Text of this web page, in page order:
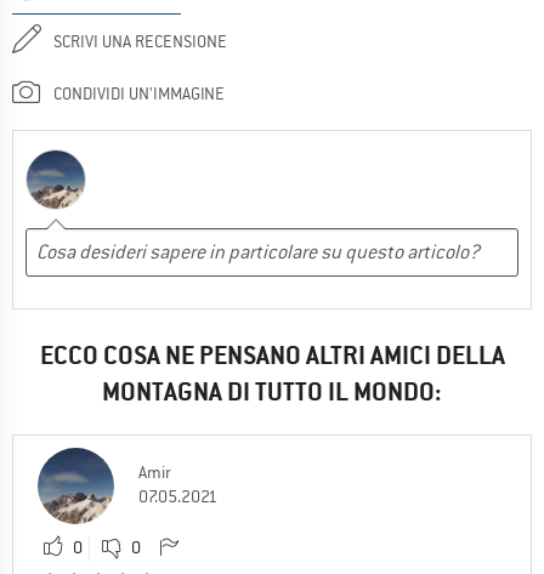
SCRIVI UNA RECENSIONE
CONDIVIDI UN'IMMAGINE
ECCO COSA NE PENSANO ALTRI AMICI DELLA
MONTAGNA DI TUTTO IL MONDO:
Amir
07.05.2021
0 0